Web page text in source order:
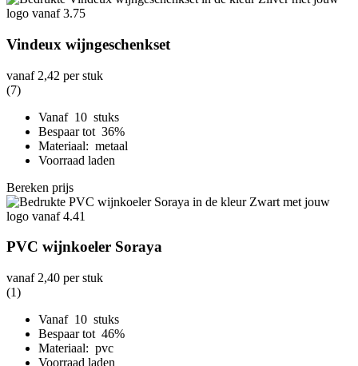
Vindeux wijngeschenkset
vanaf 2,42 per stuk
(7)
Vanaf 10 stuks
Bespaar tot 36%
Materiaal: metaal
Voorraad laden
Bereken prijs
PVC wijnkoeler Soraya
vanaf 2,40 per stuk
(1)
Vanaf 10 stuks
Bespaar tot 46%
Materiaal: pvc
Voorraad laden